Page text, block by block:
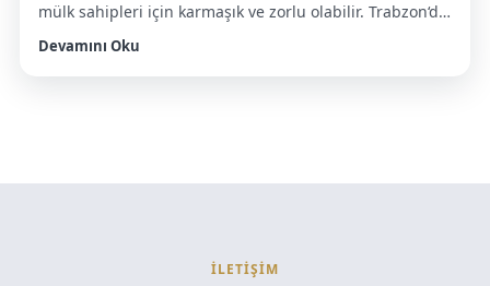
mülk sahipleri için karmaşık ve zorlu olabilir. Trabzon‘da
kamulaştırma avukatı olarak hizmet veren uzmanlar,
haklarınızın korunmasında ve adil bir bedel almanızda
Devamını Oku
İLETİŞİM